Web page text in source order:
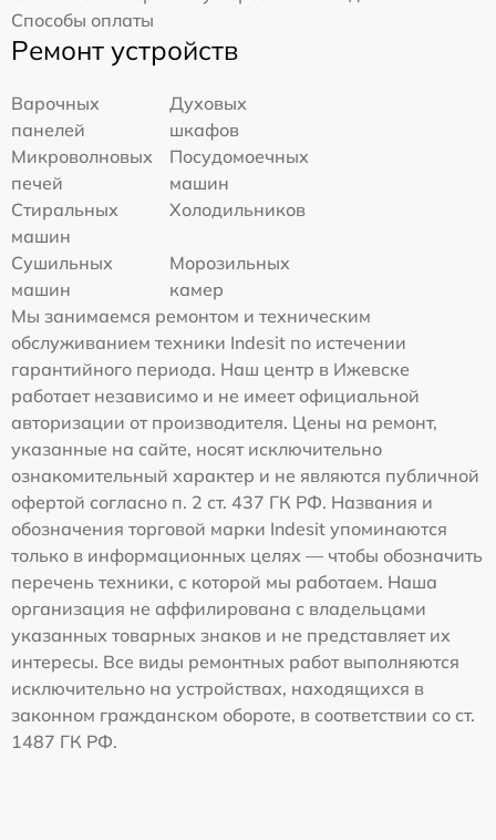
Способы оплаты
Ремонт устройств
Варочных
панелей
Духовых
шкафов
Микроволновых
печей
Посудомоечных
машин
Стиральных
машин
Холодильников
Сушильных
машин
Морозильных
камер
Мы занимаемся ремонтом и техническим
обслуживанием техники Indesit по истечении
гарантийного периода. Наш центр в Ижевске
работает независимо и не имеет официальной
авторизации от производителя. Цены на ремонт,
указанные на сайте, носят исключительно
ознакомительный характер и не являются публичной
офертой согласно п. 2 ст. 437 ГК РФ. Названия и
обозначения торговой марки Indesit упоминаются
только в информационных целях — чтобы обозначить
перечень техники, с которой мы работаем. Наша
организация не аффилирована с владельцами
указанных товарных знаков и не представляет их
интересы. Все виды ремонтных работ выполняются
исключительно на устройствах, находящихся в
законном гражданском обороте, в соответствии со ст.
1487 ГК РФ.